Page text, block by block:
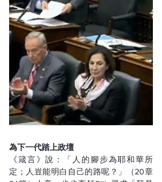
為下一代踏上政壇
《箴言》說：「人的腳步為耶和華所
定；人豈能明白自己的路呢？」（20章